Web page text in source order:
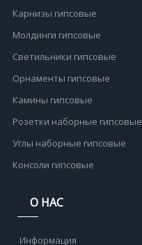
Карнизы гипсовые
Молдинги гипсовые
Светильники гипсовые
Орнаменты гипсовые
Камины гипсовые
Розетки наборные гипсовые
Углы наборные гипсовые
Консоли гипсовые
О НАС
Информация